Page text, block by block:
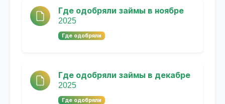
Где одобряли займы в ноябре
2025
Где одобряли
Где одобряли займы в декабре
2025
Где одобряли